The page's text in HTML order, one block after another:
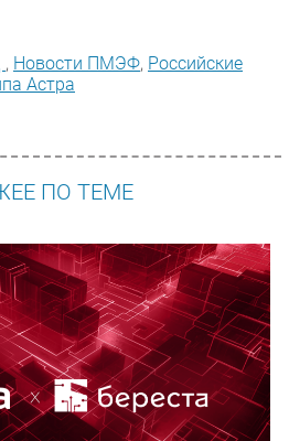
, Новости ПМЭФ, Российские
Астра
ПО ТЕМЕ